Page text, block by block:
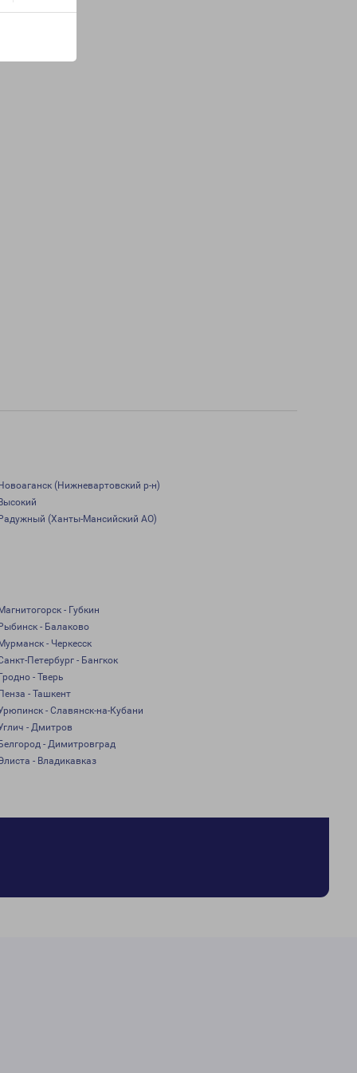
(Нижневартовский р-н)
(Ханты-Мансийский АО)
- Губкин
- Балаково
- Черкесск
Петербург - Бангкок
- Тверь
- Ташкент
- Славянск-на-Кубани
- Дмитров
- Димитровград
- Владикавказ